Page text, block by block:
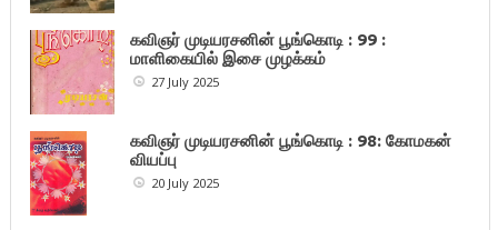
கவிஞர் முடியரசனின் பூங்கொடி : 99 :
மாளிகையில் இசை முழக்கம்
27 July 2025
கவிஞர் முடியரசனின் பூங்கொடி : 98: கோமகன்
வியப்பு
20 July 2025